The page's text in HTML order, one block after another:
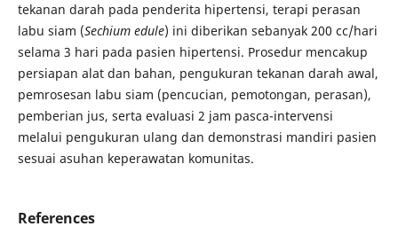
tekanan darah pada penderita hipertensi, terapi perasan
labu siam (Sechium edule) ini diberikan sebanyak 200 cc/hari
selama 3 hari pada pasien hipertensi. Prosedur mencakup
persiapan alat dan bahan, pengukuran tekanan darah awal,
pemrosesan labu siam (pencucian, pemotongan, perasan),
pemberian jus, serta evaluasi 2 jam pasca-intervensi
melalui pengukuran ulang dan demonstrasi mandiri pasien
sesuai asuhan keperawatan komunitas.
References